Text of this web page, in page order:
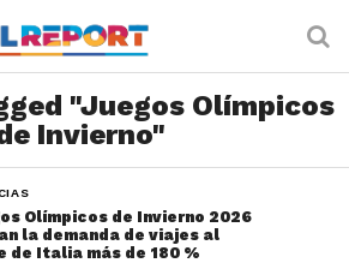
"Juegos Olímpicos
Invierno"
Olímpicos de Invierno 2026
la demanda de viajes al
de Italia más de 180 %